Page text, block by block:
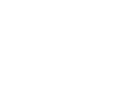
sramota?!" Gledateljka
da joj je slao
spremna da
na SUDU:
devojke za pare"